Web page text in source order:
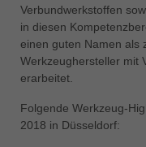
中
中文
ปร
Verbundwerkstoffen
in diesen
einen guten Namen als
Werkzeughersteller mit
erarbeitet.
Folgende Werkzeug-
2018 in Düsseldorf: